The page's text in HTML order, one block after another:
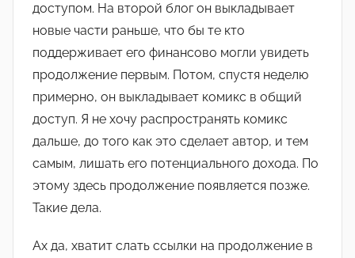
доступом. На второй блог он выкладывает
новые части раньше, что бы те кто
поддерживает его финансово могли увидеть
продолжение первым. Потом, спустя неделю
примерно, он выкладывает комикс в общий
доступ. Я не хочу распространять комикс
дальше, до того как это сделает автор, и тем
самым, лишать его потенциального дохода. По
этому здесь продолжение появляется позже.
Такие дела.
Ах да, хватит слать ссылки на продолжение в